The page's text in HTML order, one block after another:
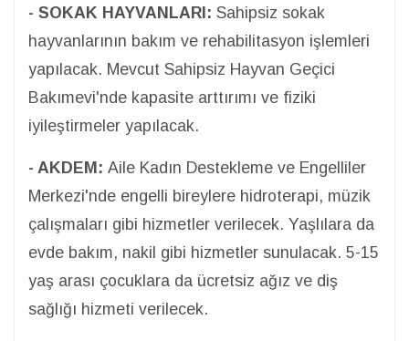
- SOKAK HAYVANLARI: Sahipsiz sokak
hayvanlarının bakım ve rehabilitasyon işlemleri
yapılacak. Mevcut Sahipsiz Hayvan Geçici
Bakımevi'nde kapasite arttırımı ve fiziki
iyileştirmeler yapılacak.
- AKDEM: Aile Kadın Destekleme ve Engelliler
Merkezi'nde engelli bireylere hidroterapi, müzik
çalışmaları gibi hizmetler verilecek. Yaşlılara da
evde bakım, nakil gibi hizmetler sunulacak. 5-15
yaş arası çocuklara da ücretsiz ağız ve diş
sağlığı hizmeti verilecek.